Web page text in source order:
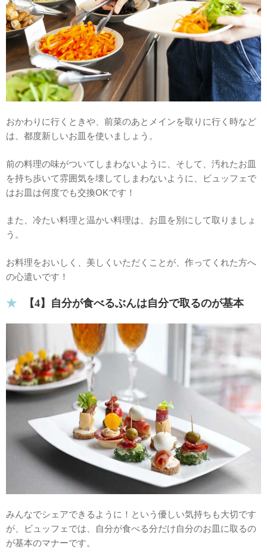
おかわりに行くときや、前菜のあとメインを取りに行く時など
は、都度新しいお皿を使いましょう。
前の料理の味がついてしまわないように、そして、汚れたお皿
を持ち歩いて雰囲気を壊してしまわないように、ビュッフェで
はお皿は何度でも交換OKです！
また、冷たい料理と温かい料理は、お皿を別にして取りましょ
う。
お料理をおいしく、美しくいただくことが、作ってくれた方へ
の心遣いです！
【4】自分が食べるぶんは自分で取るのが基本
みんなでシェアできるように！という優しい気持ちも大切です
が、ビュッフェでは、自分が食べる分だけ自分のお皿に取るの
が基本のマナーです。